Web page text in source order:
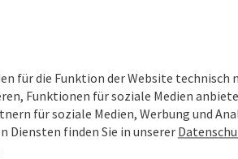
für die Funktion der Website
Funktionen für soziale Medien
für soziale Medien, Werbung und
Diensten finden Sie in unserer